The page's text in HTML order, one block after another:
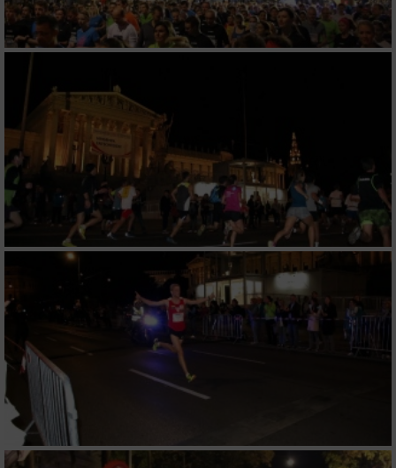
Erstellung von Profilen zur Personalisierung
von Inhalten
Messung der Werbeleistung
Messung der Performance von Inhalten
Analyse von Zielgruppen durch Statistiken
oder Kombinationen von Daten aus
verschiedenen Quellen
Entwicklung und Verbesserung der Angebote
Verwendung reduzierter Daten zur Auswahl
von Inhalten
IAB-Besonderheiten:
Verwendung genauer Standortdaten
Geräte anhand von aktiv angeforderten